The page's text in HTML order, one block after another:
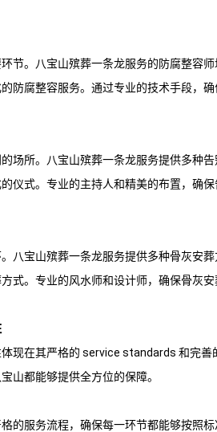
节。
八宝山殡葬一条龙服务的防腐整容师
防腐整容服务。通过专业的技术手段，确
场所。
八宝山殡葬一条龙服务提供多种
仪式。专业的主持人和精美的布置，确
八宝山殡葬一条龙服务提供多种骨灰安
式。专业的风水师和设计师，确保骨灰
现在其严格的 service standards 和完善
山都能够提供全方位的保障。
的服务流程，确保每一环节都能够按照